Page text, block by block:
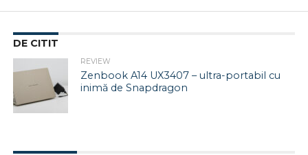
DE CITIT
REVIEW
Zenbook A14 UX3407 – ultra-portabil cu
inimă de Snapdragon